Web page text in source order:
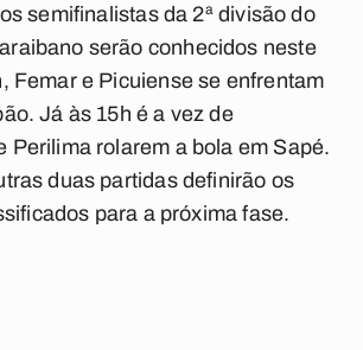
semifinalistas da 2ª divisão do
serão conhecidos neste
Femar e Picuiense se enfrentam
Já às 15h é a vez de
Perilima rolarem a bola em Sapé.
duas partidas definirão os
para a próxima fase.